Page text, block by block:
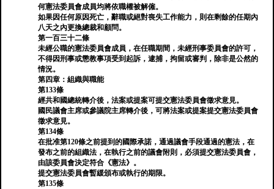
何憲法委員會成員均將依職權被解僱。
如果因任何原因死亡，辭職或絕對喪失工作能力，則在剩餘的任期內
八天之內更換總裁和顧問。
第一百三十二條
未經公職的憲法委員會成員，在任職期間，未經刑事委員會的許可，
不得因刑事或懲教事項受到起訴，逮捕，拘留或審判，除非是公然的
情況。
第四章：組織與職能
第133條
經共和國總統轉介後，法案或提案可提交憲法委員會徵求意見。
國民議會主席或參議院主席轉介後，可將法案或提案提交憲法委員會
徵求意見。
第134條
在批准第120條之前提到的國際承諾，通過議會手段通過的憲法，在
發布之前的組織法，在執行之前的議會附則，必須提交憲法委員會，
由該委員會決定符合《憲法》。
提交憲法委員會暫緩頒布或執行的期限。
第135條